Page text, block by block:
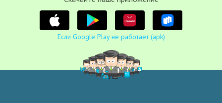
Если Google Play не работает (apk)